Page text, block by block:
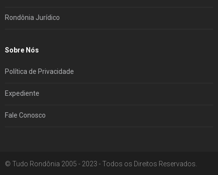
Rondônia Jurídico
Sobre Nós
Política de Privacidade
Expediente
Fale Conosco
© Tudo Rondônia 2005 - 2023 - Todos os Direitos Reservados.